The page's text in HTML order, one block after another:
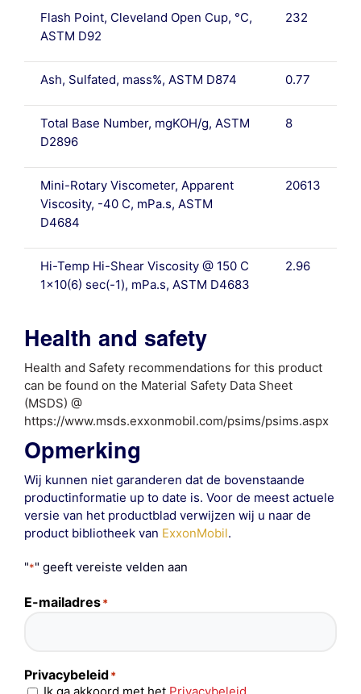
Flash Point, Cleveland Open Cup, °C,
ASTM D92
232
Ash, Sulfated, mass%, ASTM D874 0.77
Total Base Number, mgKOH/g, ASTM
D2896
8
Mini-Rotary Viscometer, Apparent
Viscosity, -40 C, mPa.s, ASTM
D4684
20613
Hi-Temp Hi-Shear Viscosity @ 150 C
1×10(6) sec(-1), mPa.s, ASTM D4683
2.96
Health and safety
Health and Safety recommendations for this product
can be found on the Material Safety Data Sheet
(MSDS) @
https://www.msds.exxonmobil.com/psims/psims.aspx
Opmerking
Wij kunnen niet garanderen dat de bovenstaande
productinformatie up to date is. Voor de meest actuele
versie van het productblad verwijzen wij u naar de
product bibliotheek van ExxonMobil.
"*" geeft vereiste velden aan
E-mailadres*
Privacybeleid*